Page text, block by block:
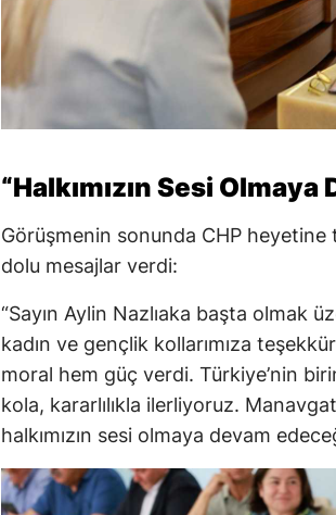
“Halkımızın Sesi
Görüşmenin sonunda CHP
dolu mesajlar verdi:
“Sayın Aylin Nazlıaka başta olmak
kadın ve gençlik kollarımıza
moral hem güç verdi. Türkiye’nin
kola, kararlılıkla ilerliyoruz.
halkımızın sesi olmaya devam